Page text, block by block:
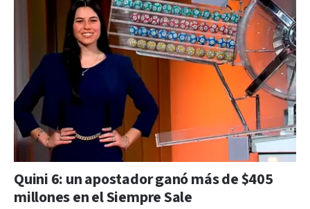
Quini 6: un apostador ganó más de $405
millones en el Siempre Sale